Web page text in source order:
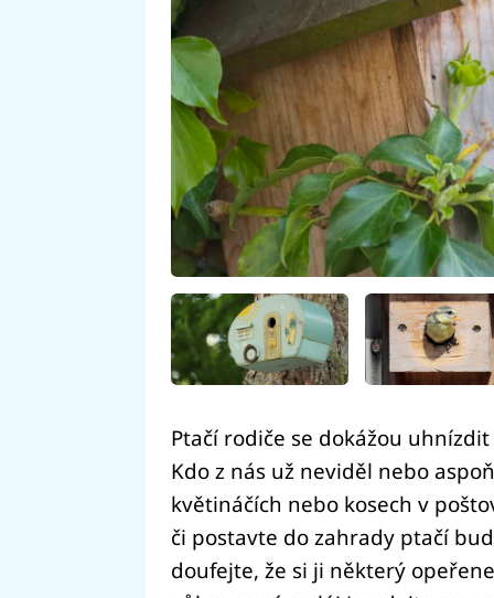
Ptačí rodiče se dokážou
Kdo z nás už neviděl nebo
květináčích nebo kosech v
či postavte do zahrady ptačí
doufejte, že si ji některý